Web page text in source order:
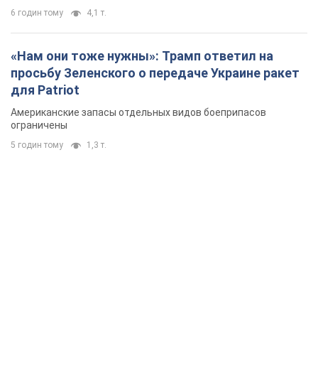
6 годин тому 4,1 т.
«Нам они тоже нужны»: Трамп ответил на
просьбу Зеленского о передаче Украине ракет
для Patriot
Американские запасы отдельных видов боеприпасов
ограничены
5 годин тому 1,3 т.